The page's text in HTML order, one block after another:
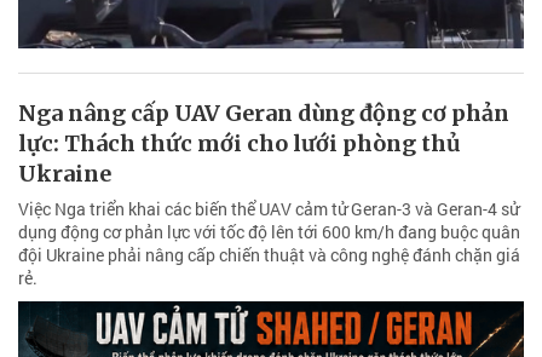
Nga nâng cấp UAV Geran dùng động cơ phản
lực: Thách thức mới cho lưới phòng thủ
Ukraine
Việc Nga triển khai các biến thể UAV cảm tử Geran-3 và Geran-4 sử
dụng động cơ phản lực với tốc độ lên tới 600 km/h đang buộc quân
đội Ukraine phải nâng cấp chiến thuật và công nghệ đánh chặn giá
rẻ.